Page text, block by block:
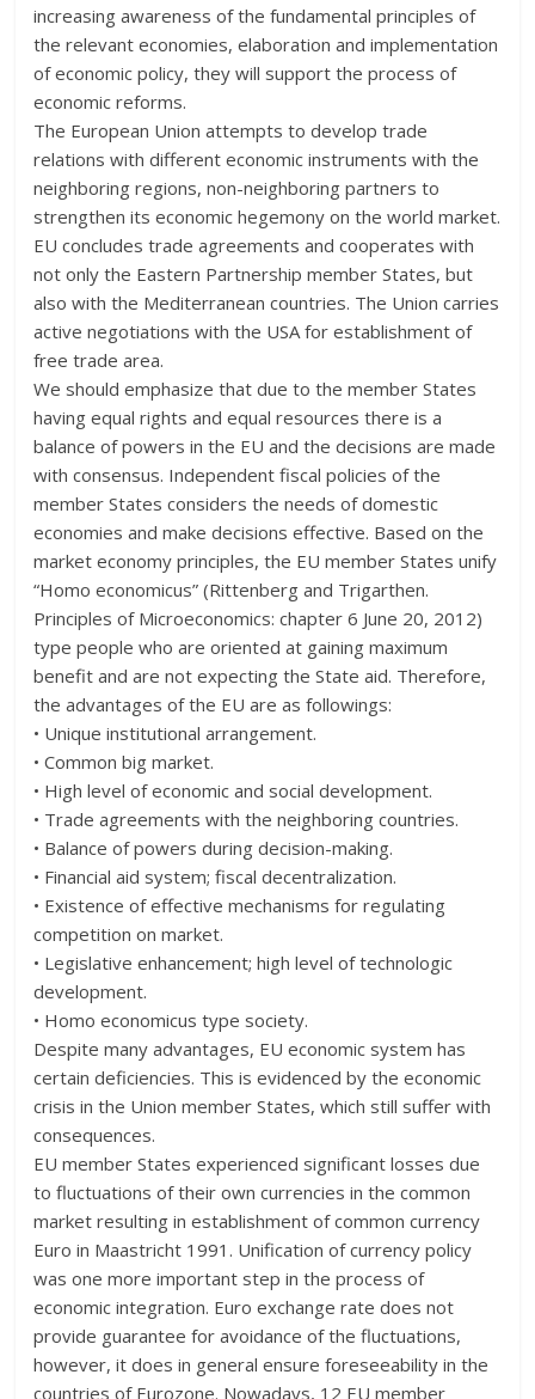
increasing awareness of the fundamental principles of
the relevant economies, elaboration and implementation
of economic policy, they will support the process of
economic reforms.
The European Union attempts to develop trade
relations with different economic instruments with the
neighboring regions, non-neighboring partners to
strengthen its economic hegemony on the world market.
EU concludes trade agreements and cooperates with
not only the Eastern Partnership member States, but
also with the Mediterranean countries. The Union carries
active negotiations with the USA for establishment of
free trade area.
We should emphasize that due to the member States
having equal rights and equal resources there is a
balance of powers in the EU and the decisions are made
with consensus. Independent fiscal policies of the
member States considers the needs of domestic
economies and make decisions effective. Based on the
market economy principles, the EU member States unify
“Homo economicus” (Rittenberg and Trigarthen.
Principles of Microeconomics: chapter 6 June 20, 2012)
type people who are oriented at gaining maximum
benefit and are not expecting the State aid. Therefore,
the advantages of the EU are as followings:
• Unique institutional arrangement.
• Common big market.
• High level of economic and social development.
• Trade agreements with the neighboring countries.
• Balance of powers during decision-making.
• Financial aid system; fiscal decentralization.
• Existence of effective mechanisms for regulating
competition on market.
• Legislative enhancement; high level of technologic
development.
• Homo economicus type society.
Despite many advantages, EU economic system has
certain deficiencies. This is evidenced by the economic
crisis in the Union member States, which still suffer with
consequences.
EU member States experienced significant losses due
to fluctuations of their own currencies in the common
market resulting in establishment of common currency
Euro in Maastricht 1991. Unification of currency policy
was one more important step in the process of
economic integration. Euro exchange rate does not
provide guarantee for avoidance of the fluctuations,
however, it does in general ensure foreseeability in the
countries of Eurozone. Nowadays, 12 EU member